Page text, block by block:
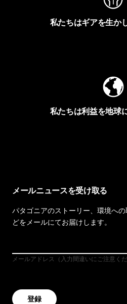
私たちはギアを生か
私たちは利益を地球
メールニュースを受け取る
パタゴニアのストーリー、環境へ
どをメールにてお届けします。
メールアドレス（入力間違いにご注意くだ
登録